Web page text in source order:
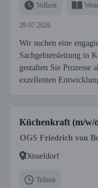
Vollzeit
29.07.2026
Wir suchen eine
Sachgebietsleitung in
gestalten Sie
exzellenten
Küchenkraft (m/w/
OGS Friedrich von
Düsseldorf
Teilzeit